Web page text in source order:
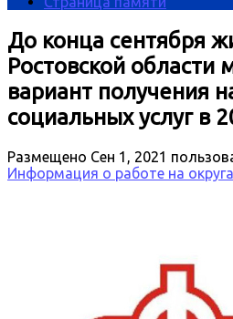
До конца сентября
Ростовской области
вариант получения
социальных услуг в
Размещено Сен 1, 2021
Информация о работе на